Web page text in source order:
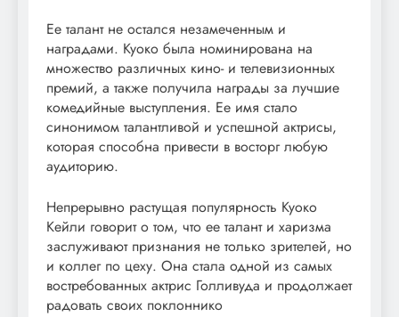
Ее талант не остался незамеченным и
наградами. Куоко была номинирована на
множество различных кино- и телевизионных
премий, а также получила награды за лучшие
комедийные выступления. Ее имя стало
синонимом талантливой и успешной актрисы,
которая способна привести в восторг любую
аудиторию.
Непрерывно растущая популярность Куоко
Кейли говорит о том, что ее талант и харизма
заслуживают признания не только зрителей, но
и коллег по цеху. Она стала одной из самых
востребованных актрис Голливуда и продолжает
радовать своих поклоннико